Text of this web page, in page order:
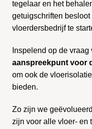
tegelaar en het
getuigschriften
vloerdersbedrijf te
Inspelend op de
aanspreekpunt voor
om ook de
bieden.
Zo zijn we
zijn voor alle vloer- en